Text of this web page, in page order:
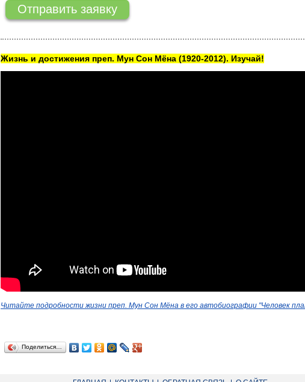
Жизнь и достижения преп. Мун Сон Мёна (1920-2012). Изучай!
Читайте подробности жизни преп. Мун Сон Мёна в его автобиографии "Человек
Поделиться…